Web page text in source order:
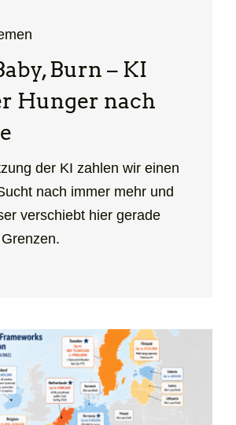
Burn – KI
Hunger nach
der KI zahlen wir einen
nach immer mehr und
verschiebt hier gerade